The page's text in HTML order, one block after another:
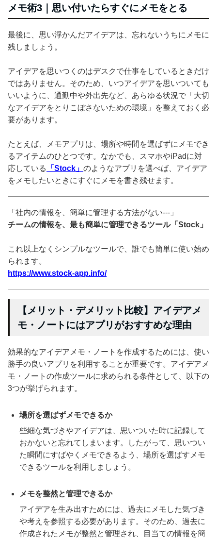
メモ術3｜思い付いたらすぐにメモをとる
最後に、思い浮かんだアイデアは、忘れないうちにメモに
残しましょう。
アイデアを思いつくのはデスクで仕事をしているときだけ
ではありません。そのため、いつアイデアを思いついても
いいように、通勤中や外出先など、あらゆる状況で「大切
なアイデアをとりこぼさないための環境」を整えておく必
要があります。
たとえば、メモアプリは、場所や時間を選ばずにメモでき
るアイテムのひとつです。なかでも、スマホやiPadに対
応している
「Stock」 のようなアプリを選べば、アイデア
をメモしたいときにすぐにメモを書き残せます。
「社内の情報を、簡単に管理する方法がない---」
チームの情報を、最も簡単に管理できるツール「Stock」
これ以上なくシンプルなツールで、誰でも簡単に使い始め
られます。
https://www.stock-app.info/
【メリット・デメリット比較】アイデアメ
モ・ノートにはアプリがおすすめな理由
効果的なアイデアメモ・ノートを作成するためには、使い
勝手の良いアプリを利用することが重要です。アイデアメ
モ・ノートの作成ツールに求められる条件として、以下の
3つが挙げられます。
場所を選ばずメモできるか
些細な気づきやアイデアは、思いついた時に記録して
おかないと忘れてしまいます。したがって、思いつい
た瞬間にすばやくメモできるよう、場所を選ばすメモ
できるツールを利用しましょう。
メモを整然と管理できるか
アイデアを生み出すためには、過去にメモした気づき
や考えを参照する必要があります。そのため、過去に
作成されたメモが整然と管理され、目当ての情報を簡